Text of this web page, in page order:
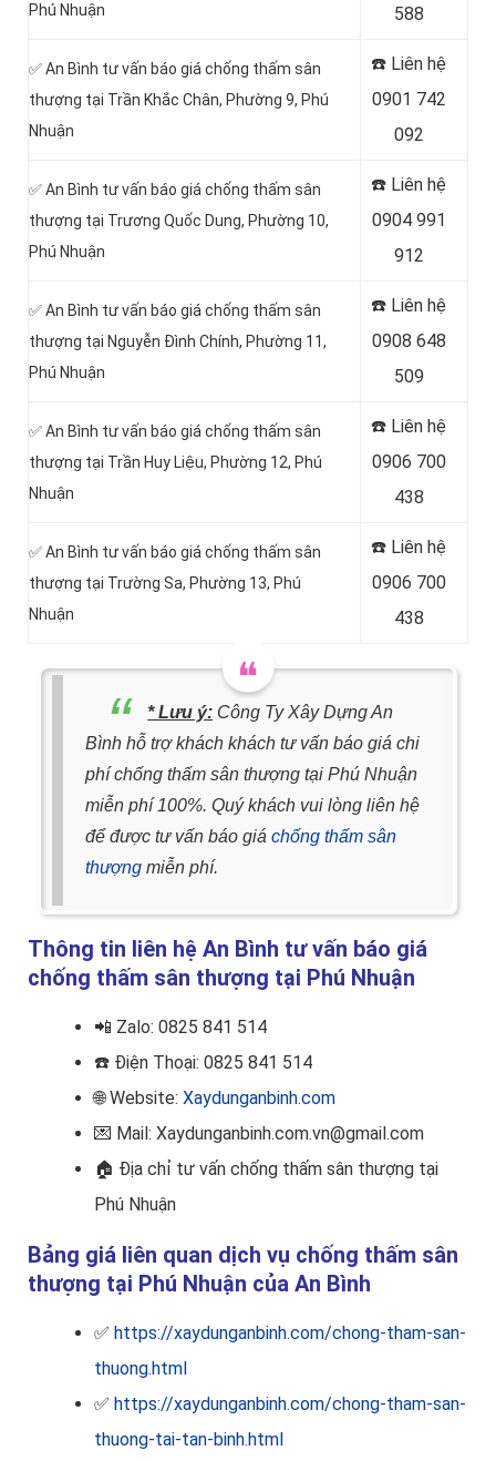
Phú Nhuận
588
✅ An Bình tư vấn báo giá chống thấm sân
thượng tại Trần Khắc Chân, Phường 9, Phú
Nhuận
☎️ Liên hệ
0901 742
092
✅ An Bình tư vấn báo giá chống thấm sân
thượng tại Trương Quốc Dung, Phường 10,
Phú Nhuận
☎️ Liên hệ
0904 991
912
✅ An Bình tư vấn báo giá chống thấm sân
thượng tại Nguyễn Đình Chính, Phường 11,
Phú Nhuận
☎️ Liên hệ
0908 648
509
✅ An Bình tư vấn báo giá chống thấm sân
thượng tại Trần Huy Liệu, Phường 12, Phú
Nhuận
☎️ Liên hệ
0906 700
438
✅ An Bình tư vấn báo giá chống thấm sân
thượng tại Trường Sa, Phường 13, Phú
Nhuận
☎️ Liên hệ
0906 700
438
* Lưu ý: Công Ty Xây Dựng An
Bình hỗ trợ khách khách tư vấn báo giá chi
phí chống thấm sân thượng tại Phú Nhuận
miễn phí 100%. Quý khách vui lòng liên hệ
để được tư vấn báo giá chống thấm sân
thượng miễn phí.
Thông tin liên hệ An Bình tư vấn báo giá
chống thấm sân thượng tại Phú Nhuận
📲 Zalo: 0825 841 514
☎️ Điện Thoại: 0825 841 514
🌐 Website: Xaydunganbinh.com
💌 Mail: Xaydunganbinh.com.vn@gmail.com
🏠 Địa chỉ tư vấn chống thấm sân thượng tại
Phú Nhuận
Bảng giá liên quan dịch vụ chống thấm sân
thượng tại Phú Nhuận của An Bình
✅ https://xaydunganbinh.com/chong-tham-san-
thuong.html
✅ https://xaydunganbinh.com/chong-tham-san-
thuong-tai-tan-binh.html